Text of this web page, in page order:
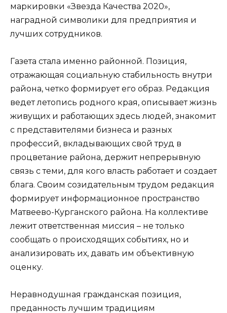
маркировки «Звезда Качества 2020»,
наградной символики для предприятия и
лучших сотрудников.
Газета стала именно районной. Позиция,
отражающая социальную стабильность внутри
района, четко формирует его образ. Редакция
ведет летопись родного края, описывает жизнь
живущих и работающих здесь людей, знакомит
с представителями бизнеса и разных
профессий, вкладывающих свой труд в
процветание района, держит непрерывную
связь с теми, для кого власть работает и создает
блага. Своим созидательным трудом редакция
формирует информационное пространство
Матвеево-Курганского района. На коллективе
лежит ответственная миссия – не только
сообщать о происходящих событиях, но и
анализировать их, давать им объективную
оценку.
Неравнодушная гражданская позиция,
преданность лучшим традициям